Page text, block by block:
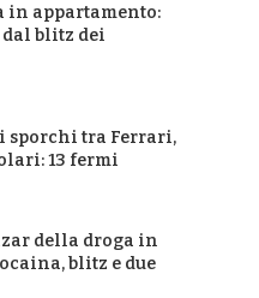
in appartamento:
blitz dei
sporchi tra Ferrari,
13 fermi
della droga in
blitz e due